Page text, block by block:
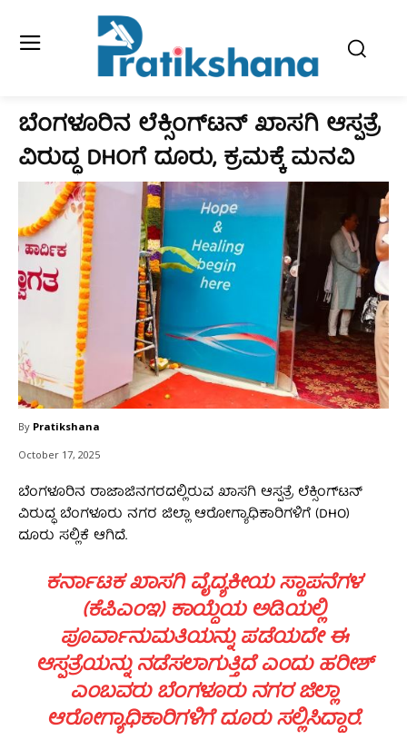
ಬೆಂಗಳೂರಿನ ಲೆಕ್ಸಿಂಗ್‌ಟನ್‌ ಖಾಸಗಿ ಆಸ್ಪತ್ರೆ
ವಿರುದ್ಧ DHOಗೆ ದೂರು, ಕ್ರಮಕ್ಕೆ ಮನವಿ
By Pratikshana
October 17, 2025
ಬೆಂಗಳೂರಿನ ರಾಜಾಜಿನಗರದಲ್ಲಿರುವ ಖಾಸಗಿ ಆಸ್ಪತ್ರೆ ಲೆಕ್ಸಿಂಗ್‌ಟನ್‌
ವಿರುದ್ಧ ಬೆಂಗಳೂರು ನಗರ ಜಿಲ್ಲಾ ಆರೋಗ್ಯಾಧಿಕಾರಿಗಳಿಗೆ (DHO)
ದೂರು ಸಲ್ಲಿಕೆ ಆಗಿದೆ.
ಕರ್ನಾಟಕ ಖಾಸಗಿ ವೈದ್ಯಕೀಯ ಸ್ಥಾಪನೆಗಳ
(ಕೆಪಿಎಂಇ) ಕಾಯ್ದೆಯ ಅಡಿಯಲ್ಲಿ
ಪೂರ್ವಾನುಮತಿಯನ್ನು ಪಡೆಯದೇ ಈ
ಆಸ್ಪತ್ರೆಯನ್ನು ನಡೆಸಲಾಗುತ್ತಿದೆ ಎಂದು ಹರೀಶ್‌
ಎಂಬವರು ಬೆಂಗಳೂರು ನಗರ ಜಿಲ್ಲಾ
ಆರೋಗ್ಯಾಧಿಕಾರಿಗಳಿಗೆ ದೂರು ಸಲ್ಲಿಸಿದ್ದಾರೆ.